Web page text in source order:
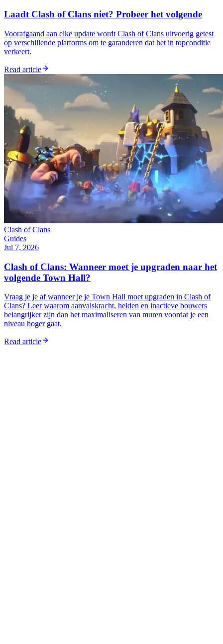
Laadt Clash of Clans niet? Probeer het volgende
Voorafgaand aan elke update wordt Clash of Clans uitvoerig getest
op verschillende platforms om te garanderen dat het in topconditie
verkeert.
Read article
Clash of Clans
Guides
Jul 7, 2026
Clash of Clans: Wanneer moet je upgraden naar het
volgende Town Hall?
Vraag je je af wanneer je je Town Hall moet upgraden in Clash of
Clans? Leer waarom aanvalskracht, helden en inactieve bouwers
belangrijker zijn dan het maximaliseren van muren voordat je een
niveau hoger gaat.
Read article